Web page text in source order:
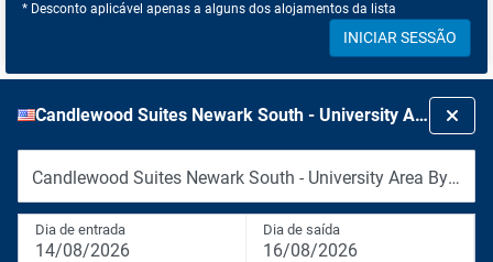
* Desconto aplicável apenas a alguns dos alojamentos da lista
INICIAR SESSÃO
Candlewood Suites Newark South - University Area By Ihg
Candlewood Suites Newark South - University Area By Ihg
Dia de entrada
14/08/2026
Dia de saída
16/08/2026